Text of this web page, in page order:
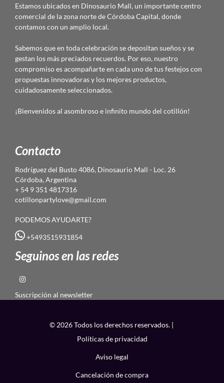
Estamos ubicados en Dinosaurio Mall, un importante centro
comercial de la zona norte de Córdoba Capital, donde
contamos con un amplio local.
Sabemos que en toda celebración se depositan sueños y se
gestan los más preciados recuerdos. Por eso, nuestro
compromiso es acompañarte en cada uno de tus festejos con
propuestas innovadoras y los mejores productos,
cuidadosamente seleccionados.
¡Bienvenidos al asombroso e infinito mundo del cotillón!
Contacto
Rodríguez del Busto 4086, Dinosaurio Mall - Loc. 26
Córdoba, Argentina
+ 54 9 351 4817316
cotillonpartylove@gmail.com
PODEMOS AYUDARTE?
+5493515931854
Seguinos en las redes
Suscripción al newsletter
© 2026 Todos los derechos reservados. |
Políticas de privacidad
Aviso legal
Cancelación de compra